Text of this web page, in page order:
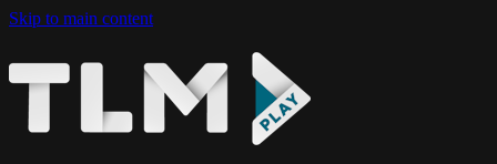
Skip to main content